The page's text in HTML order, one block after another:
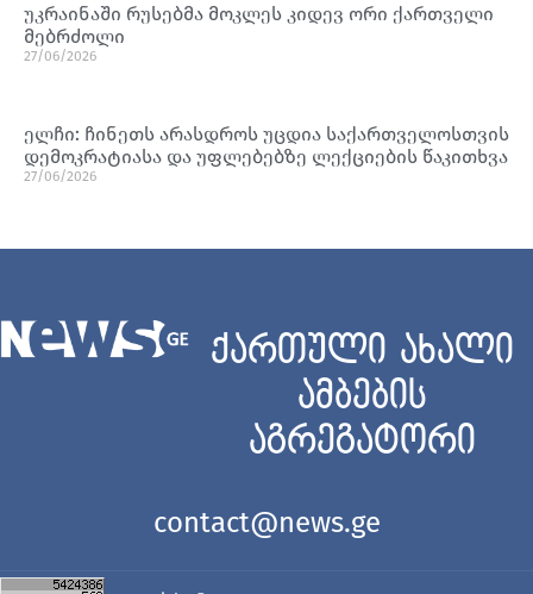
უკრაინაში რუსებმა მოკლეს კიდევ ორი ქართველი
მებრძოლი
27/06/2026
ელჩი: ჩინეთს არასდროს უცდია საქართველოსთვის
დემოკრატიასა და უფლებებზე ლექციების წაკითხვა
27/06/2026
ქართული ახალი
ამბების
აგრეგატორი
contact@news.ge